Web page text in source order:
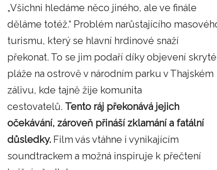
„Všichni hledáme něco jiného, ale ve finále
děláme totéž.“ Problém narůstajícího
turismu, který se hlavní hrdinové snaží
překonat. To se jim podaří díky objevení skryté
pláže na ostrově v národním parku v Thajském
zálivu, kde tajně žije komunita
cestovatelů. Tento ráj překonává jejich
očekávání, zároveň přináší zklamání a fatální
důsledky. Film vás vtáhne i vynikajícím
soundtrackem a možná inspiruje k přečtení